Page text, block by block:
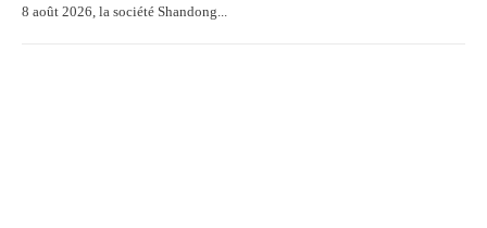
8 août 2026, la société Shandong...